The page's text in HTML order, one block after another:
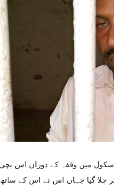
مشتاق کنبھرنے 2مئی کو سکول میں وقفہ
گیا جہاں اس نے اس کے ساتھ